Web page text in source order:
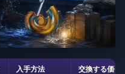
入手方法 交換する価値